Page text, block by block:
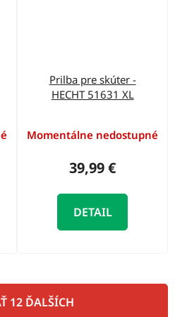
Prilba pre skúter -
HECHT 51631 XL
Momentálne nedostupné
39,99 €
DETAIL
12 ĎALŠÍCH